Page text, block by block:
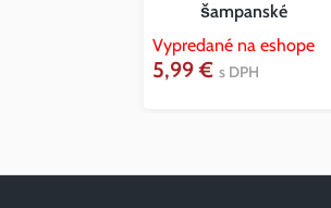
šampanské
Vypredané na eshope
5,99 € s DPH